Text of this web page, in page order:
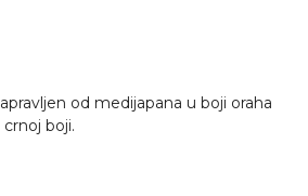
od medijapana u boji oraha
boji.